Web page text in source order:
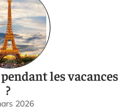
les vacances
?
2026